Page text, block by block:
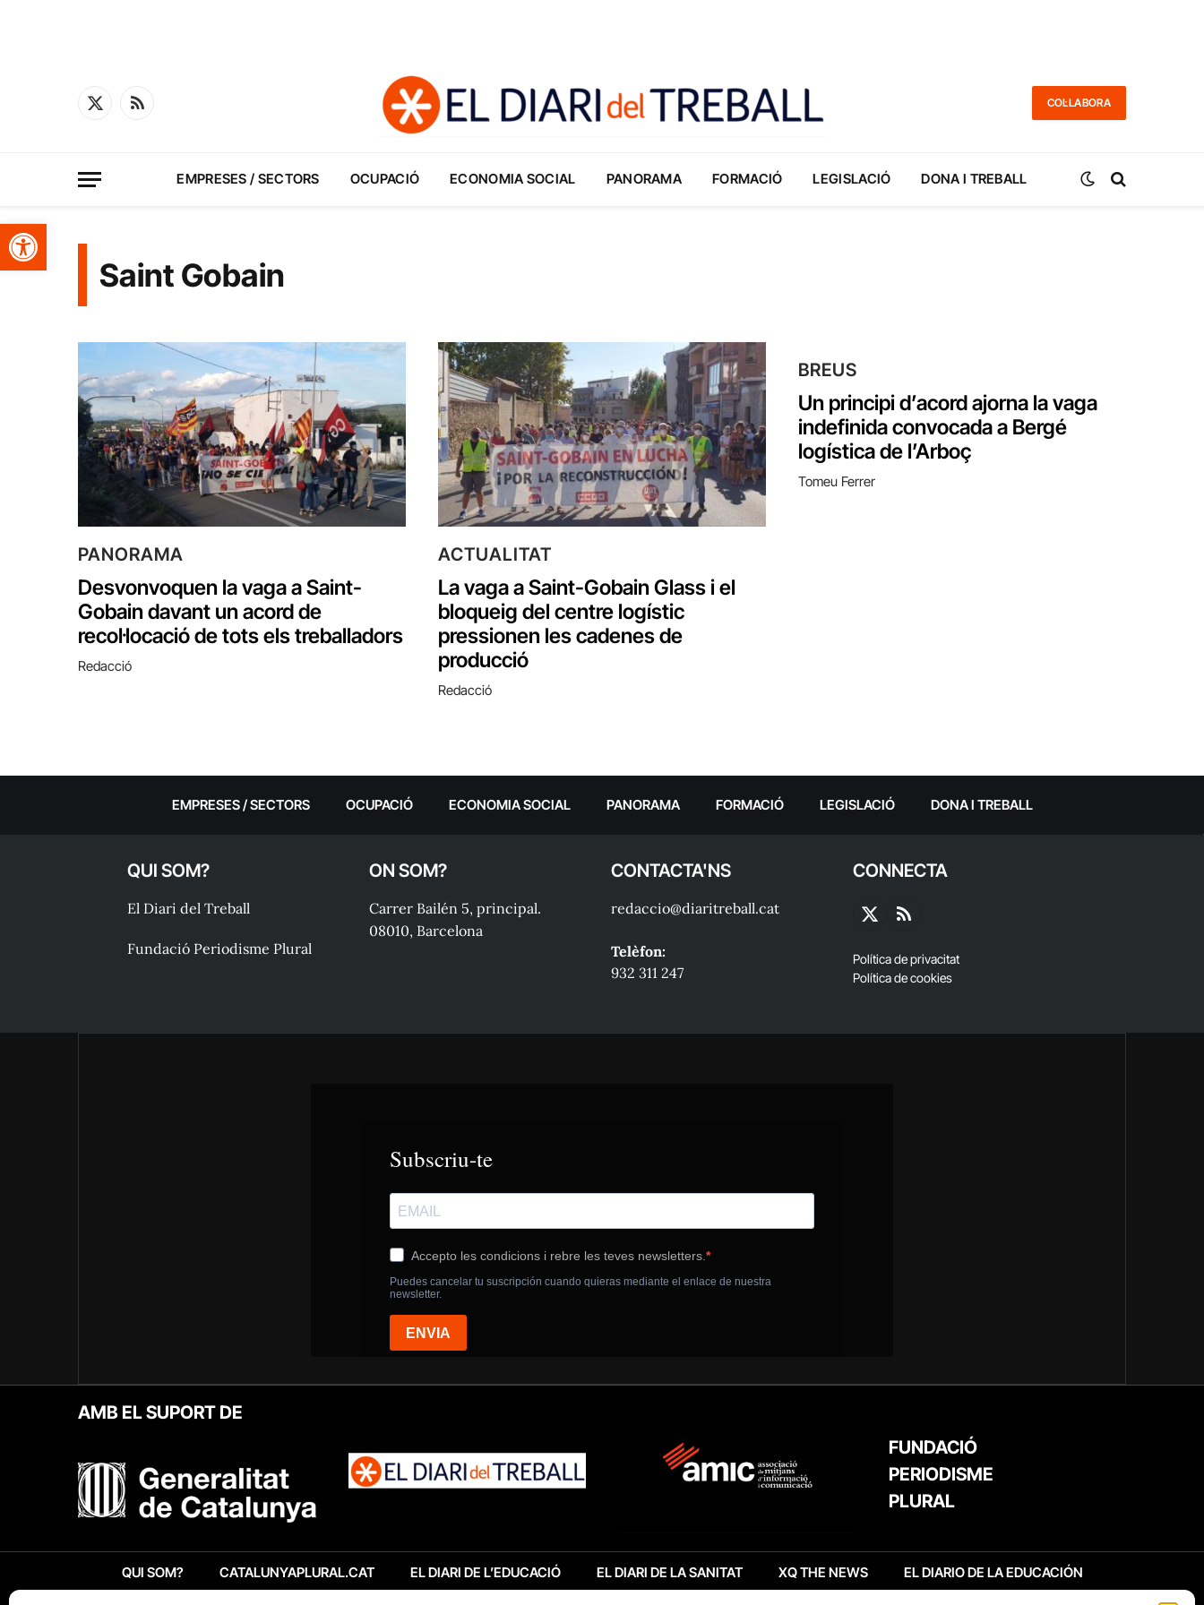
Obre la barra d'eines
X
RSS
COL·LABORA
EMPRESES / SECTORS OCUPACIÓ ECONOMIA SOCIAL PANORAMA FORMACIÓ LEGISLACIÓ DONA I TREBALL
Saint Gobain
PANORAMA
Desvonvoquen la vaga a Saint-
Gobain davant un acord de
recol·locació de tots els treballadors
Redacció
ACTUALITAT
La vaga a Saint-Gobain Glass i el
bloqueig del centre logístic
pressionen les cadenes de
producció
Redacció
BREUS
Un principi d’acord ajorna la vaga
indefinida convocada a Bergé
logística de l’Arboç
Tomeu Ferrer
EMPRESES / SECTORS OCUPACIÓ ECONOMIA SOCIAL PANORAMA FORMACIÓ LEGISLACIÓ DONA I TREBALL
QUI SOM?
El Diari del Treball
Fundació Periodisme Plural
ON SOM?
Carrer Bailén 5, principal.
08010, Barcelona
CONTACTA'NS
redaccio@diaritreball.cat
Telèfon:
932 311 247
CONNECTA
X
RSS
Política de privacitat
Política de cookies
AMB EL SUPORT DE
FUNDACIÓ
PERIODISME
PLURAL
QUI SOM? CATALUNYAPLURAL.CAT EL DIARI DE L’EDUCACIÓ EL DIARI DE LA SANITAT XQ THE NEWS EL DIARIO DE LA EDUCACIÓN